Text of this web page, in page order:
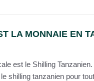
LA MONNAIE EN
est le Shilling Tanzanien.
shilling tanzanien pour